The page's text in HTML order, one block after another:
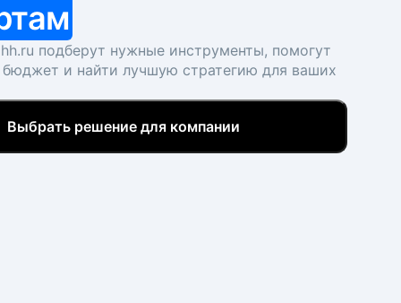
подберут нужные инструменты, помогут
бюджет и найти лучшую стратегию для ваших
Выбрать решение для компании